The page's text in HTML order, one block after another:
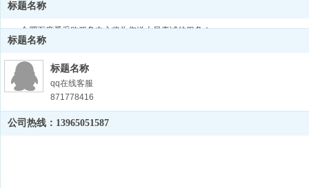
标题名称
合肥百度爱采购服务中心将为您送上最真诚的服务！
标题名称
标题名称
qq在线客服
871778416
标题名称
公司热线：13965051587